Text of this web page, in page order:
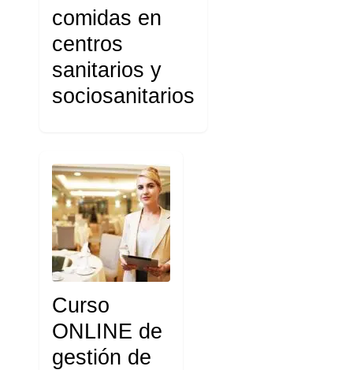
comidas en
centros
sanitarios y
sociosanitarios
Curso
ONLINE de
gestión de